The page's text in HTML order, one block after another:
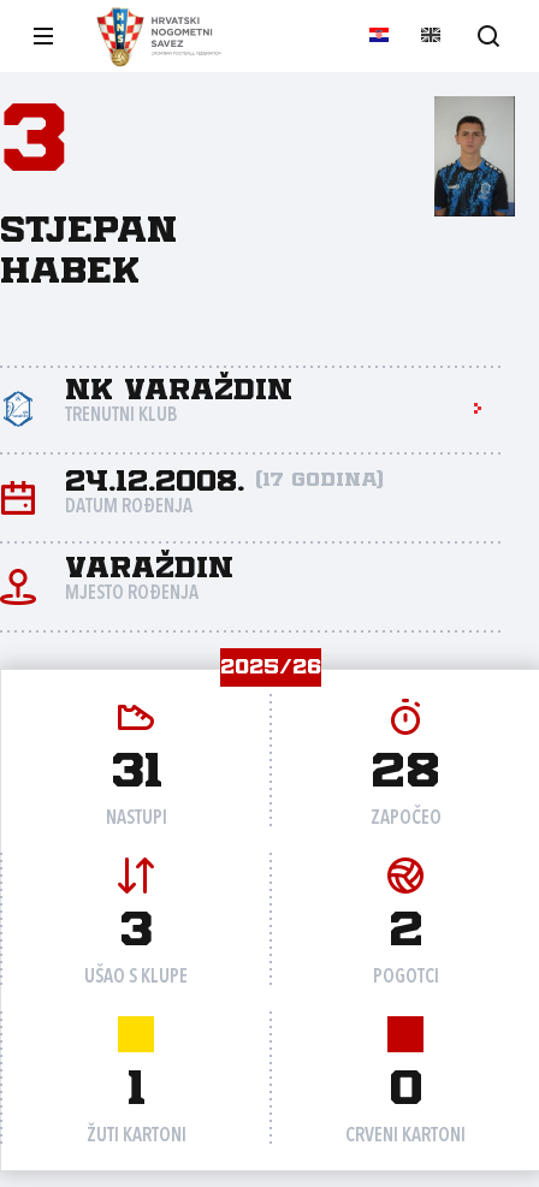
3
Stjepan
Habek
NK Varaždin
TRENUTNI KLUB
24.12.2008. (17 godina)
DATUM ROĐENJA
Varaždin
MJESTO ROĐENJA
2025/26
31
NASTUPI
28
ZAPOČEO
3
UŠAO S KLUPE
2
POGOTCI
1
ŽUTI KARTONI
0
CRVENI KARTONI